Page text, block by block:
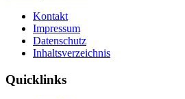
Kontakt
Impressum
Datenschutz
Inhaltsverzeichnis
Quicklinks